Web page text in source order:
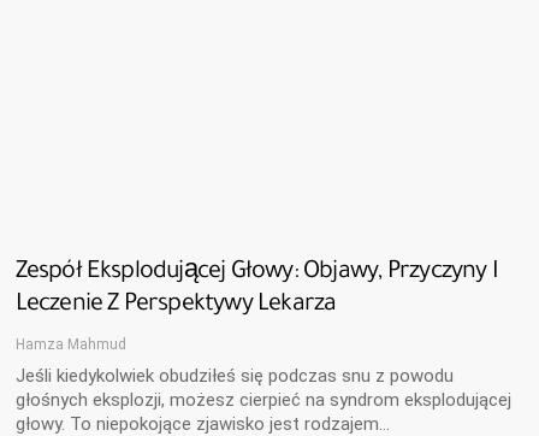
Zespół Eksplodującej Głowy: Objawy, Przyczyny I
Leczenie Z Perspektywy Lekarza
Hamza Mahmud
Jeśli kiedykolwiek obudziłeś się podczas snu z powodu
głośnych eksplozji, możesz cierpieć na syndrom eksplodującej
głowy. To niepokojące zjawisko jest rodzajem…